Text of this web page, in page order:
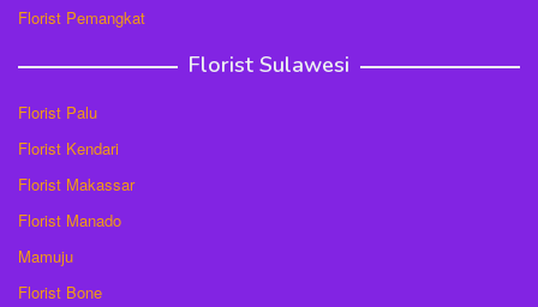
Florist Pemangkat
Florist Sulawesi
Florist Palu
Florist Kendari
Florist Makassar
Florist Manado
Mamuju
Florist Bone